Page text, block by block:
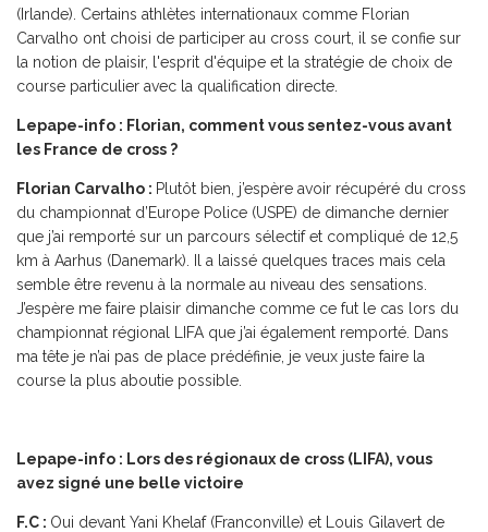
(Irlande). Certains athlètes internationaux comme Florian
Carvalho ont choisi de participer au cross court, il se confie sur
la notion de plaisir, l'esprit d'équipe et la stratégie de choix de
course particulier avec la qualification directe.
Lepape-info : Florian, comment vous sentez-vous avant
les France de cross ?
Florian Carvalho : Plutôt bien, j’espère avoir récupéré du cross
du championnat d’Europe Police (USPE) de dimanche dernier
que j’ai remporté sur un parcours sélectif et compliqué de 12,5
km à Aarhus (Danemark). Il a laissé quelques traces mais cela
semble être revenu à la normale au niveau des sensations.
J’espère me faire plaisir dimanche comme ce fut le cas lors du
championnat régional LIFA que j’ai également remporté. Dans
ma tête je n’ai pas de place prédéfinie, je veux juste faire la
course la plus aboutie possible.
Lepape-info : Lors des régionaux de cross (LIFA), vous
avez signé une belle victoire
F.C : Oui devant Yani Khelaf (Franconville) et Louis Gilavert de